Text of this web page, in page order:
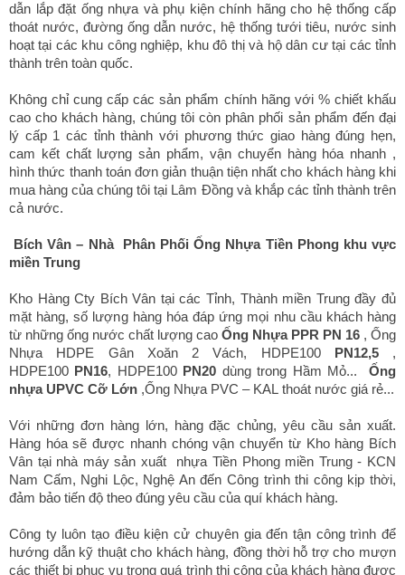
dẫn lắp đặt ống nhựa và phụ kiện chính hãng cho hệ thống cấp
thoát nước, đường ống dẫn nước, hệ thống tưới tiêu, nước sinh
hoạt tại các khu công nghiệp, khu đô thị và hộ dân cư tại các tỉnh
thành trên toàn quốc.
Không chỉ cung cấp các sản phẩm chính hãng với % chiết khấu
cao cho khách hàng, chúng tôi còn phân phối sản phẩm đến đại
lý cấp 1 các tỉnh thành với phương thức giao hàng đúng hẹn,
cam kết chất lượng sản phẩm, vận chuyển hàng hóa nhanh ,
hình thức thanh toán đơn giản thuận tiện nhất cho khách hàng khi
mua hàng của chúng tôi tại Lâm Đồng và khắp các tỉnh thành trên
cả nước.
Bích Vân – Nhà Phân Phối Ống Nhựa Tiền Phong khu vực
miền Trung
Kho Hàng Cty Bích Vân tại các Tỉnh, Thành miền Trung đầy đủ
mặt hàng, số lượng hàng hóa đáp ứng mọi nhu cầu khách hàng
từ những ống nước chất lượng cao Ống Nhựa PPR PN 16 , Ống
Nhựa HDPE Gân Xoăn 2 Vách, HDPE100 PN12,5,
HDPE100 PN16, HDPE100 PN20 dùng trong Hầm Mỏ...Ống
nhựa UPVC Cỡ Lớn ,Ống Nhựa PVC – KAL thoát nước giá rẻ...
Với những đơn hàng lớn, hàng đặc chủng, yêu cầu sản xuất.
Hàng hóa sẽ được nhanh chóng vận chuyển từ Kho hàng Bích
Vân tại nhà máy sản xuất nhựa Tiền Phong miền Trung - KCN
Nam Cấm, Nghi Lộc, Nghệ An đến Công trình thi công kịp thời,
đảm bảo tiến độ theo đúng yêu cầu của quí khách hàng.
Công ty luôn tạo điều kiện cử chuyên gia đến tận công trình để
hướng dẫn kỹ thuật cho khách hàng, đồng thời hỗ trợ cho mượn
các thiết bị phục vụ trong quá trình thi công của khách hàng được